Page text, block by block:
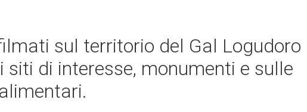
sul territorio del Gal Logudoro
siti di interesse, monumenti e sulle